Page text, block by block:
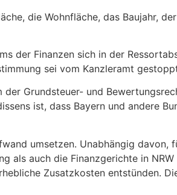
die Wohnfläche, das Baujahr,
der Finanzen sich in der
sei vom Kanzleramt
Grundsteuer- und
ist, dass Bayern und andere
umsetzen. Unabhängig davon,
als auch die Finanzgerichte in
Zusatzkosten entstünden.